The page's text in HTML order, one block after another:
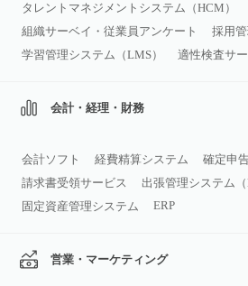
タレントマネジメントシステム（HCM）
組織サーベイ・従業員アンケート
採用管
学習管理システム（LMS）
適性検査サ
会計・経理・財務
会計ソフト 経費精算システム
確定申
請求書受領サービス
出張管理システム（
固定資産管理システム
ERP
営業・マーケティング